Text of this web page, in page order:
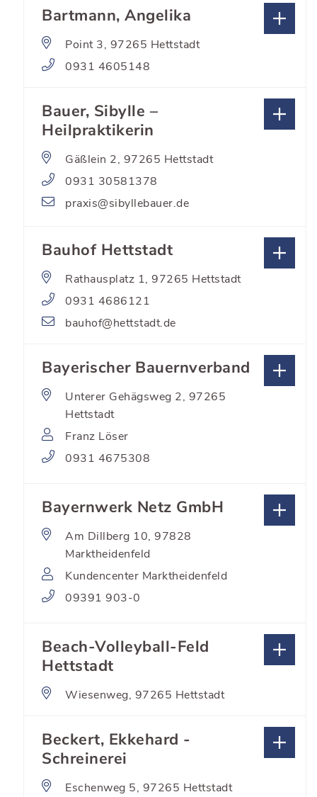
Bartmann, Angelika
Point 3, 97265 Hettstadt
0931 4605148
Bauer, Sibylle –
Heilpraktikerin
Gäßlein 2, 97265 Hettstadt
0931 30581378
praxis@sibyllebauer.de
Bauhof Hettstadt
Rathausplatz 1, 97265 Hettstadt
0931 4686121
bauhof@hettstadt.de
Bayerischer Bauernverband
Unterer Gehägsweg 2, 97265
Hettstadt
Franz Löser
0931 4675308
Bayernwerk Netz GmbH
Am Dillberg 10, 97828
Marktheidenfeld
Kundencenter Marktheidenfeld
09391 903-0
Beach-Volleyball-Feld
Hettstadt
Wiesenweg, 97265 Hettstadt
Beckert, Ekkehard -
Schreinerei
Eschenweg 5, 97265 Hettstadt